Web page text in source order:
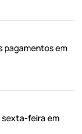
pagamentos em
sexta-feira em